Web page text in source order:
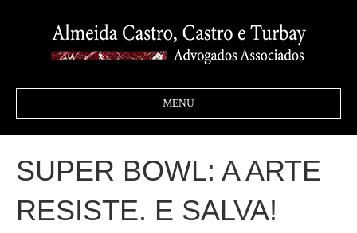
MENU
SUPER BOWL: A ARTE
RESISTE. E SALVA!